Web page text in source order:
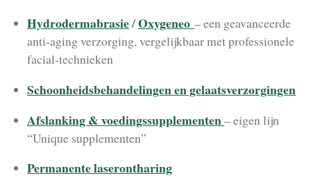
Hydrodermabrasie/Oxygeneo – een geavanceerde
anti-aging verzorging, vergelijkbaar met professionele
facial-technieken
Schoonheidsbehandelingen en gelaatsverzorgingen
Afslanking & voedingssupplementen– eigen lijn
“Unique supplementen”
Permanente laserontharing